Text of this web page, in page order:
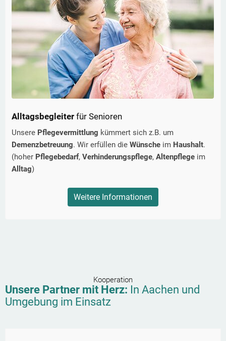
Alltagsbegleiter für Senioren
Unsere Pflegevermittlung kümmert sich z.B. um
Demenzbetreuung. Wir erfüllen die Wünsche im Haushalt.
(hoher Pflegebedarf, Verhinderungspflege, Altenpflege im
Alltag)
Weitere Informationen
Kooperation
Unsere Partner mit Herz: In Aachen und
Umgebung im Einsatz